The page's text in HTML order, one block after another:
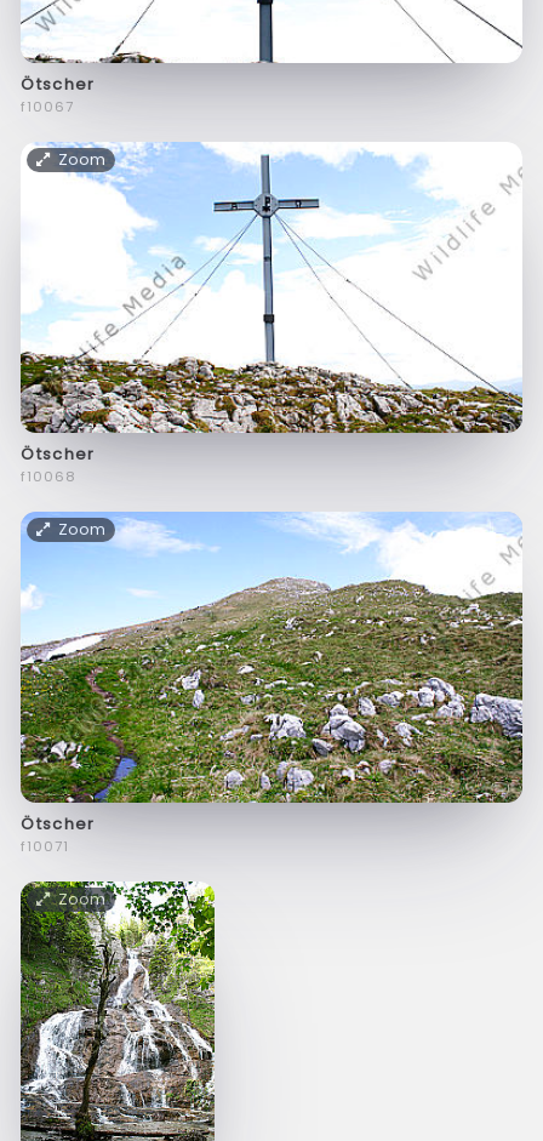
Ötscher
f10067
Zoom
Ötscher
f10068
Zoom
Ötscher
f10071
Zoom